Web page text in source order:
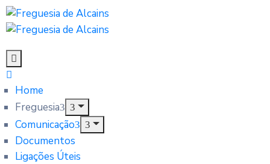
Home
Freguesia
Comunicação
Documentos
Ligações Úteis